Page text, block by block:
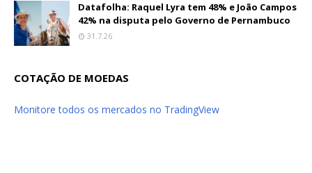
Datafolha: Raquel Lyra tem 48% e João Campos
42% na disputa pelo Governo de Pernambuco
31.7.26
COTAÇÃO DE MOEDAS
Monitore todos os mercados no TradingView